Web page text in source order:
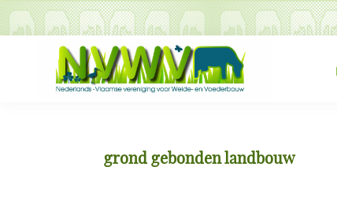
Spring
naar
hoofdnavigatie
Door
naar
Spring
naar
Spring
naar
grond gebonden landbouw